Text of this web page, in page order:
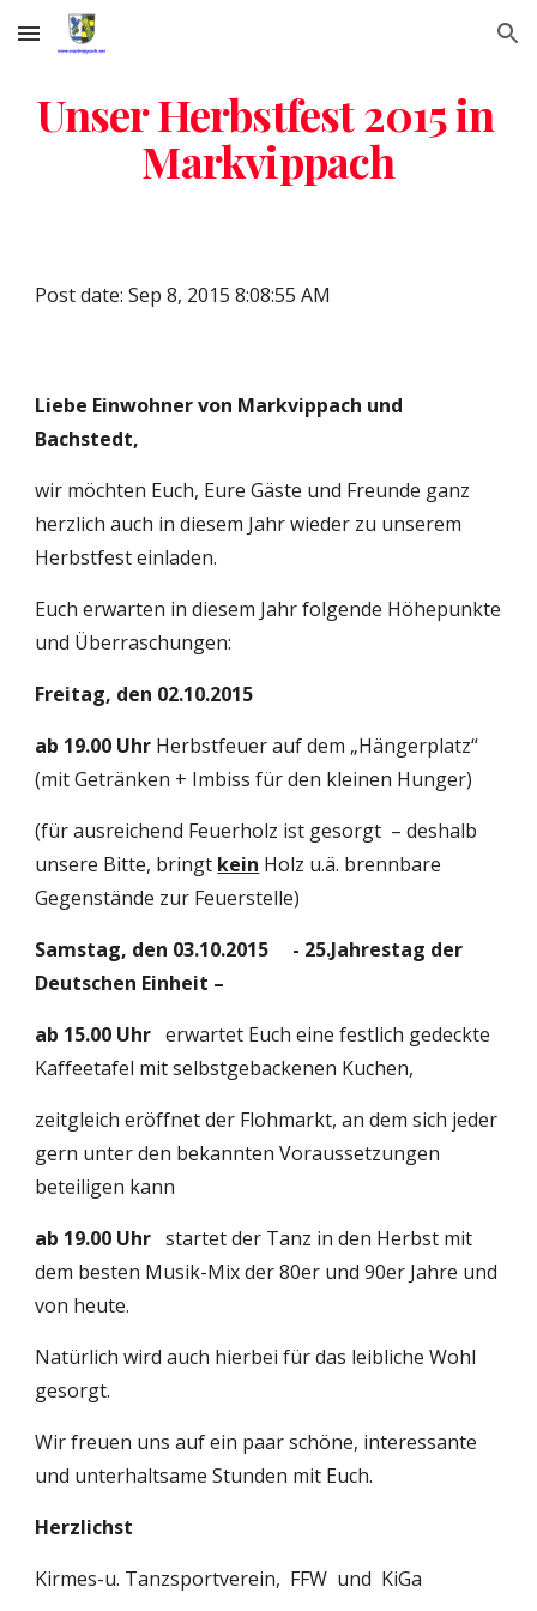
Skip to main content Skip to navigation
Unser Herbstfest 2015 in
Markvippach
Post date: Sep 8, 2015 8:08:55 AM
Liebe Einwohner von Markvippach und
Bachstedt,
wir möchten Euch, Eure Gäste und Freunde ganz
herzlich auch in diesem Jahr wieder zu unserem
Herbstfest einladen.
Euch erwarten in diesem Jahr folgende Höhepunkte
und Überraschungen:
Freitag, den 02.10.2015
ab 19.00 Uhr Herbstfeuer auf dem „Hängerplatz“
(mit Getränken + Imbiss für den kleinen Hunger)
(für ausreichend Feuerholz ist gesorgt  – deshalb
unsere Bitte, bringt kein Holz u.ä. brennbare
Gegenstände zur Feuerstelle)
Samstag, den 03.10.2015
- 25.Jahrestag der
Deutschen Einheit –
ab 15.00 Uhr
   erwartet Euch eine festlich gedeckte
Kaffeetafel mit selbstgebackenen Kuchen,
zeitgleich eröffnet der Flohmarkt, an dem sich jeder
gern unter den bekannten Voraussetzungen
beteiligen kann
ab 19.00 Uhr
   startet der Tanz in den Herbst mit
dem besten Musik-Mix der 80er und 90er Jahre und
von heute.
Natürlich wird auch hierbei für das leibliche Wohl
gesorgt.
Wir freuen uns auf ein paar schöne, interessante
und unterhaltsame Stunden mit Euch.
Herzlichst
Kirmes-u. Tanzsportverein,  FFW  und  KiGa